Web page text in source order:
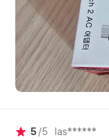
5 5 las******